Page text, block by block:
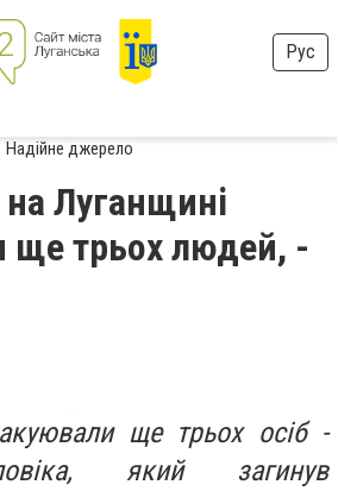
Рус
Надійне джерело
на Луганщині
ще трьох людей, -
ще трьох осіб -
який загинув